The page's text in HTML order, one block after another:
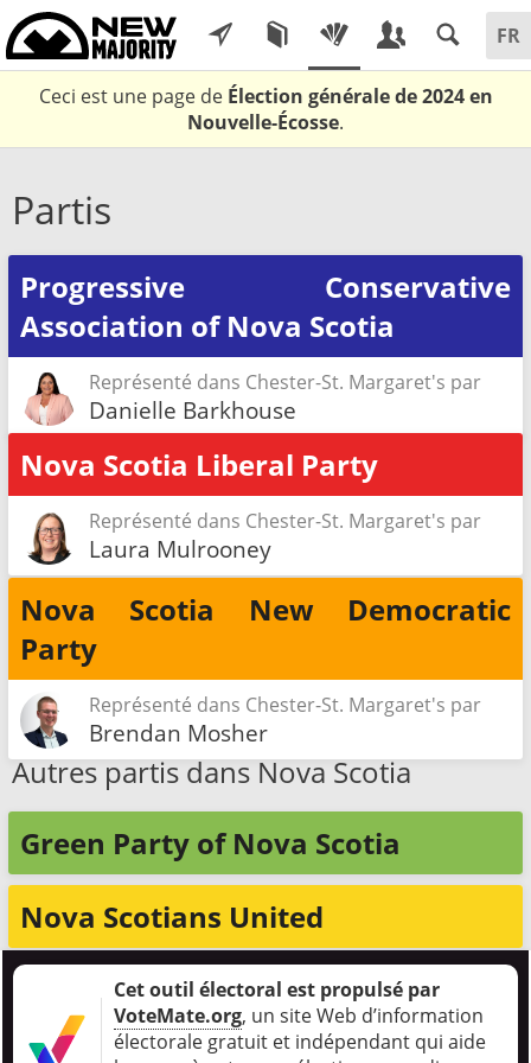
Ceci est une page de Élection générale de 2024 en
Nouvelle-Écosse.
Partis
Progressive Conservative
Association of Nova Scotia
Représenté dans Chester-St. Margaret's par
Danielle Barkhouse
Nova Scotia Liberal Party
Représenté dans Chester-St. Margaret's par
Laura Mulrooney
Nova Scotia New Democratic
Party
Représenté dans Chester-St. Margaret's par
Brendan Mosher
Autres partis dans Nova Scotia
Green Party of Nova Scotia
Nova Scotians United
Cet outil électoral est propulsé par
VoteMate.org, un site Web d’information
électorale gratuit et indépendant qui aide